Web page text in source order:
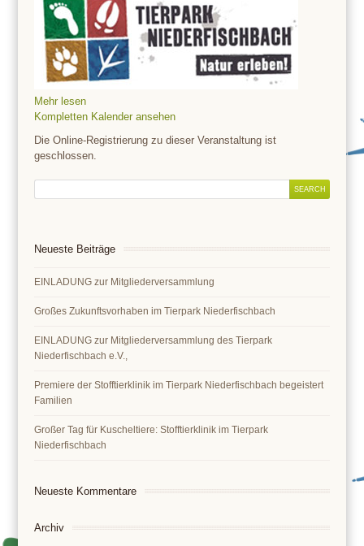
Mehr lesen
Kompletten Kalender ansehen
Die Online-Registrierung zu dieser Veranstaltung ist
geschlossen.
Neueste Beiträge
EINLADUNG zur Mitgliederversammlung
Großes Zukunftsvorhaben im Tierpark Niederfischbach
EINLADUNG zur Mitgliederversammlung des Tierpark
Niederfischbach e.V.,
Premiere der Stofftierklinik im Tierpark Niederfischbach begeistert
Familien
Großer Tag für Kuscheltiere: Stofftierklinik im Tierpark
Niederfischbach
Neueste Kommentare
Archiv